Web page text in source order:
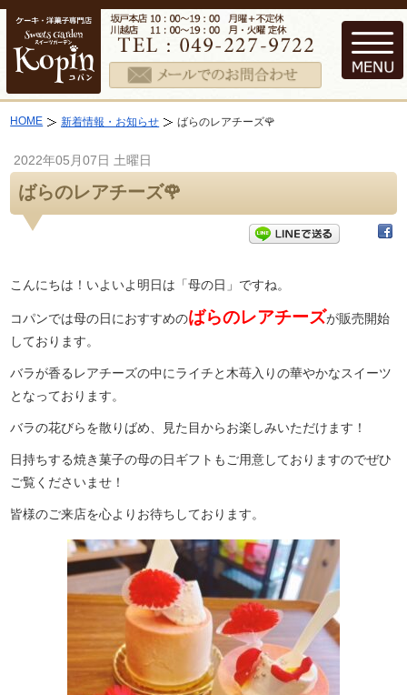
HOME 新着情報・お知らせ ばらのレアチーズ🌹
2022年05月07日 土曜日
ばらのレアチーズ🌹
こんにちは！いよいよ明日は「母の日」ですね。
コパンでは母の日におすすめのばらのレアチーズが販売開始
しております。
バラが香るレアチーズの中にライチと木苺入りの華やかなスイーツ
となっております。
バラの花びらを散りばめ、見た目からお楽しみいただけます！
日持ちする焼き菓子の母の日ギフトもご用意しておりますのでぜひ
ご覧くださいませ！
皆様のご来店を心よりお待ちしております。